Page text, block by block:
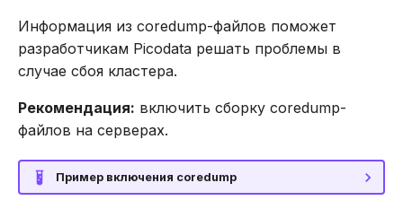
Информация из coredump-файлов поможет
разработчикам Picodata решать проблемы в
случае сбоя кластера.
Рекомендация: включить сборку coredump-
файлов на серверах.
Пример включения coredump